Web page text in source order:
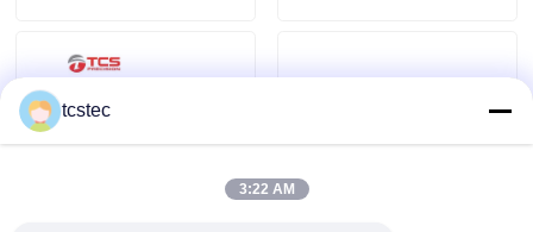
뉴스
사건
tcstec
3:22 AM